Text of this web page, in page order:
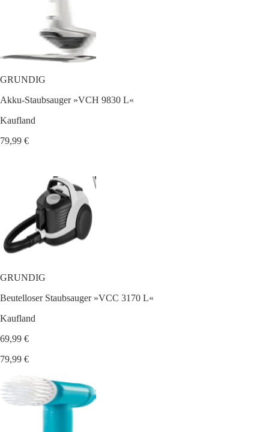
GRUNDIG
Akku-Staubsauger »VCH 9830 L«
Kaufland
79,99 €
GRUNDIG
Beutelloser Staubsauger »VCC 3170 L«
Kaufland
69,99 €
79,99 €